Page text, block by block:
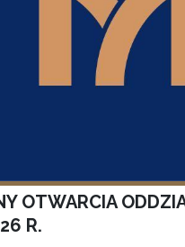
OTWARCIA
R.